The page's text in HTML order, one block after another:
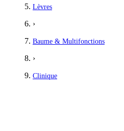
Lèvres
›
Baume & Multifonctions
›
Clinique